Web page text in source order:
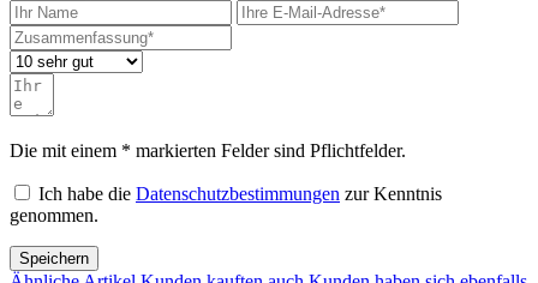
Die mit einem * markierten Felder sind Pflichtfelder.
Ich habe die Datenschutzbestimmungen zur Kenntnis
genommen.
Speichern